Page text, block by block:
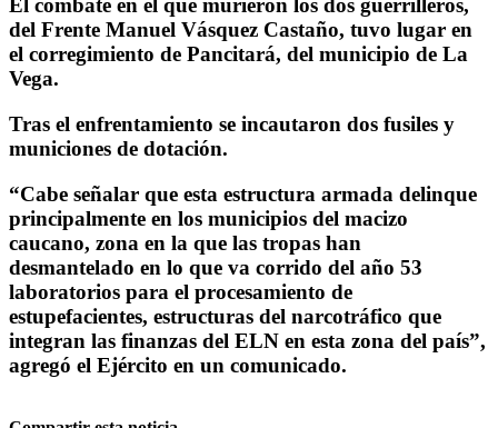
El combate en el que murieron los dos guerrilleros,
del Frente Manuel Vásquez Castaño, tuvo lugar en
el corregimiento de Pancitará, del municipio de La
Vega.
Tras el enfrentamiento se incautaron dos fusiles y
municiones de dotación.
“Cabe señalar que esta estructura armada delinque
principalmente en los municipios del macizo
caucano, zona en la que las tropas han
desmantelado en lo que va corrido del año 53
laboratorios para el procesamiento de
estupefacientes, estructuras del narcotráfico que
integran las finanzas del ELN en esta zona del país”,
agregó el Ejército en un comunicado.